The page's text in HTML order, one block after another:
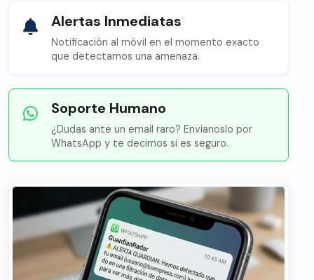
Alertas Inmediatas
Notificación al móvil en el momento exacto
que detectamos una amenaza.
Soporte Humano
¿Dudas ante un email raro? Envíanoslo por
WhatsApp y te decimos si es seguro.